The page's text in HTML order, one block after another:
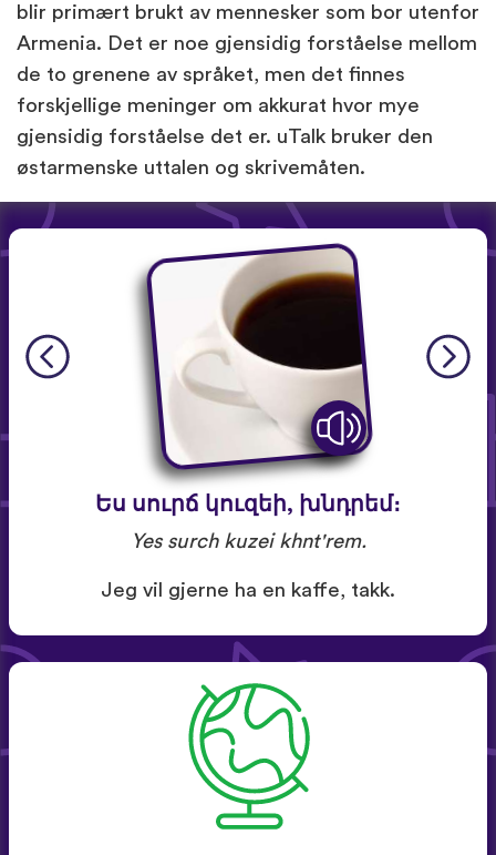
blir primært brukt av mennesker som bor utenfor
Armenia. Det er noe gjensidig forståelse mellom
de to grenene av språket, men det finnes
forskjellige meninger om akkurat hvor mye
gjensidig forståelse det er. uTalk bruker den
østarmenske uttalen og skrivemåten.
Ես սուրճ կուզեի, խնդրեմ։
Yes surch kuzei khnt'rem.
Jeg vil gjerne ha en kaffe, takk.